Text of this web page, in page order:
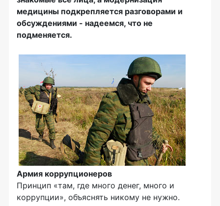
медицины подкрепляется разговорами и
обсуждениями - надеемся, что не
подменяется.
Армия коррупционеров
Принцип «там, где много денег, много и
коррупции», объяснять никому не нужно.